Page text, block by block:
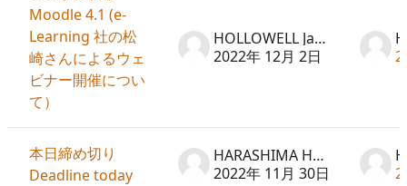
Moodle 4.1 (e-
Learning 社の松
崎さんによるウェ
ビナー開催につい
て）
HOLLOWELL Jason
2022年 12月 2日
本日締め切り
Deadline today
HARASHIMA Hideto
2022年 11月 30日